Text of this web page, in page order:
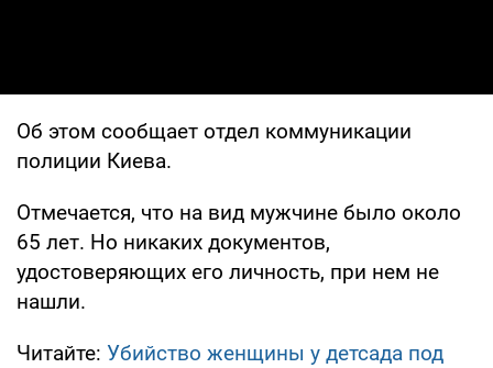
Об этом сообщает отдел коммуникации
полиции Киева.
Отмечается, что на вид мужчине было около
65 лет. Но никаких документов,
удостоверяющих его личность, при нем не
нашли.
Читайте: Убийство женщины у детсада под